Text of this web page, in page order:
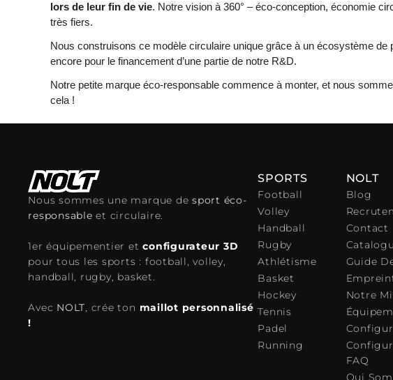
lors de leur fin de vie. Notre vision à 360° – éco-conception, économie
très fiers.
Nous construisons ce modèle circulaire unique grâce à un écosystème de
encore pour le financement d’une partie de notre R&D.
Notre petite marque éco-responsable commence à monter, et nous
cela !
Nous sommes une marque desport éco-
responsable et circulaire.
1er équipementier etconfigurateur 3D
pour tous les sports : football, volley,
handball, rugby, basket.
Avec NOLT, crée ton maillot personnalisé
!
SPORTS
Football
Volley
Handball
Rugby
Athlétisme
Basket
Hockey
Tennis
Padel
Running
NOLT
Blog
Contact
Guide
Notre
FAQ
Qui